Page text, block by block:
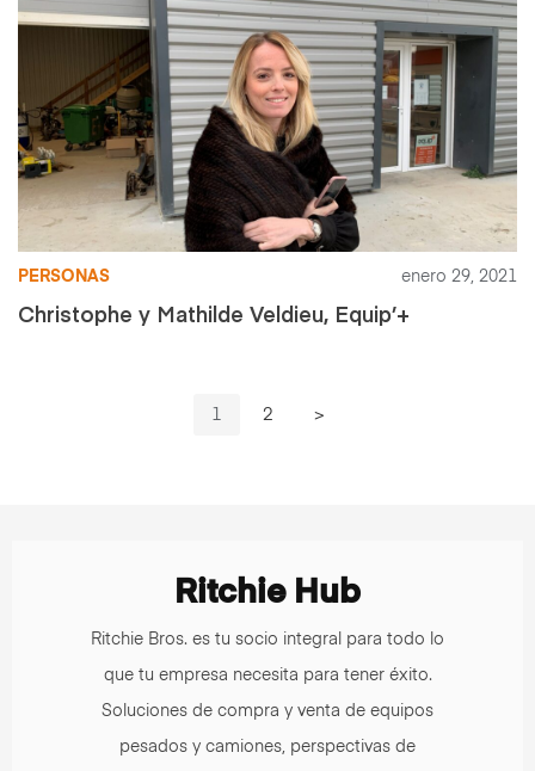
PERSONAS enero 29, 2021
Christophe y Mathilde Veldieu, Equip’+
1 2 >
Ritchie Hub
Ritchie Bros. es tu socio integral para todo lo
que tu empresa necesita para tener éxito.
Soluciones de compra y venta de equipos
pesados y camiones, perspectivas de